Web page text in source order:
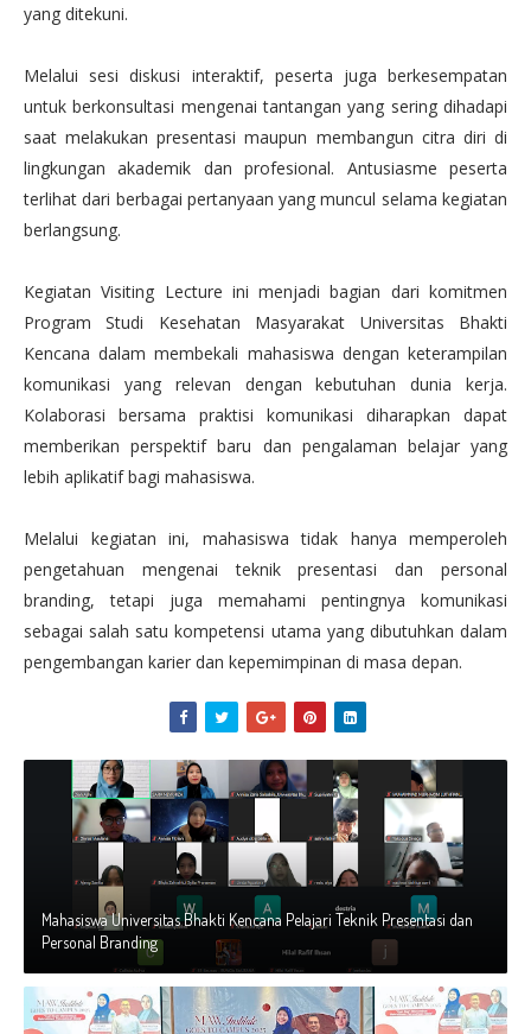
yang ditekuni.
Melalui sesi diskusi interaktif, peserta juga berkesempatan
untuk berkonsultasi mengenai tantangan yang sering dihadapi
saat melakukan presentasi maupun membangun citra diri di
lingkungan akademik dan profesional. Antusiasme peserta
terlihat dari berbagai pertanyaan yang muncul selama kegiatan
berlangsung.
Kegiatan Visiting Lecture ini menjadi bagian dari komitmen
Program Studi Kesehatan Masyarakat Universitas Bhakti
Kencana dalam membekali mahasiswa dengan keterampilan
komunikasi yang relevan dengan kebutuhan dunia kerja.
Kolaborasi bersama praktisi komunikasi diharapkan dapat
memberikan perspektif baru dan pengalaman belajar yang
lebih aplikatif bagi mahasiswa.
Melalui kegiatan ini, mahasiswa tidak hanya memperoleh
pengetahuan mengenai teknik presentasi dan personal
branding, tetapi juga memahami pentingnya komunikasi
sebagai salah satu kompetensi utama yang dibutuhkan dalam
pengembangan karier dan kepemimpinan di masa depan.
Mahasiswa Universitas Bhakti Kencana Pelajari Teknik Presentasi dan
Personal Branding